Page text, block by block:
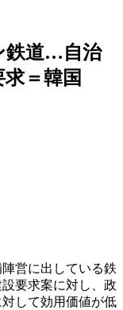
鉄道…自治
＝韓国
営に出している鉄
要求案に対し、政
して効用価値が低